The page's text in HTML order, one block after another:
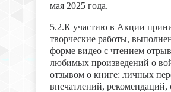
мая 2025 года.
5.2.К участию в Акции
творческие работы,
форме видео с чтением
любимых произведений о
отзывом о книге: личных
впечатлений, рекомендаций,